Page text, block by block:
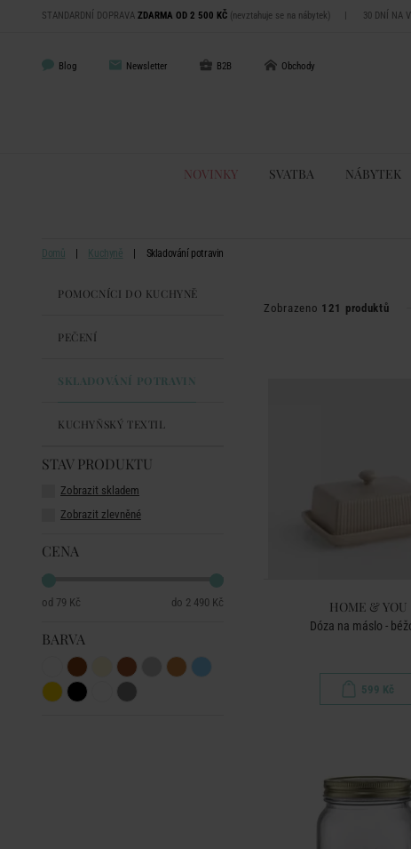
STANDARDNÍ DOPRAVA ZDARMA OD 2 500 KČ (nevztahuje se na nábytek) | 30 DNÍ NA
Blog Newsletter B2B Obchody
NOVINKY SVATBA NÁBYTEK
Domů Kuchyně Skladování potravin
POMOCNÍCI DO KUCHYNĚ
PEČENÍ
SKLADOVÁNÍ POTRAVIN
KUCHYŇSKÝ TEXTIL
STAV PRODUKTU
Zobrazit skladem
Zobrazit zlevněné
CENA
79 Kč 2 490 Kč
BARVA
Zobrazeno 121 produktů
HOME & YOU
Dóza na máslo -
599 Kč